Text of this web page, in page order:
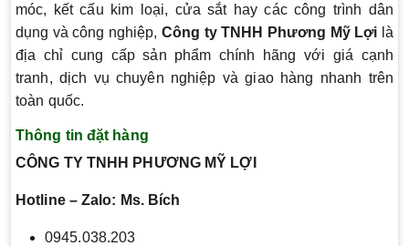
móc, kết cấu kim loại, cửa sắt hay các công trình dân
dụng và công nghiệp, Công ty TNHH Phương Mỹ Lợi là
địa chỉ cung cấp sản phẩm chính hãng với giá cạnh
tranh, dịch vụ chuyên nghiệp và giao hàng nhanh trên
toàn quốc.
Thông tin đặt hàng
CÔNG TY TNHH PHƯƠNG MỸ LỢI
Hotline – Zalo: Ms. Bích
0945.038.203